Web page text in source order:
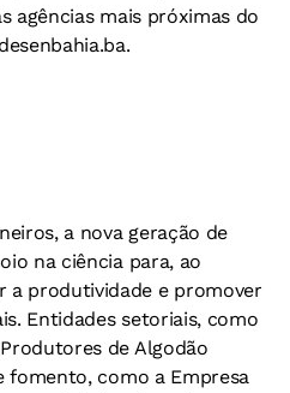
agências mais próximas do
a nova geração de
na ciência para, ao
a produtividade e promover
Entidades setoriais, como
de Algodão
fomento, como a Empresa